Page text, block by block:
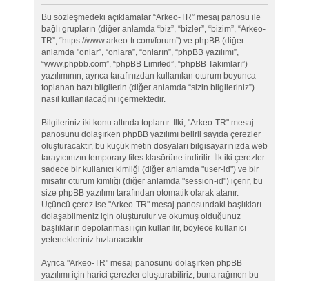
Bu sözleşmedeki açıklamalar “Arkeo-TR” mesaj panosu ile
bağlı grupların (diğer anlamda “biz”, “bizler”, “bizim”, “Arkeo-
TR”, “https://www.arkeo-tr.com/forum”) ve phpBB (diğer
anlamda "onlar”, “onlara”, “onların”, “phpBB yazılımı”,
“www.phpbb.com”, “phpBB Limited”, “phpBB Takımları”)
yazılımının, ayrıca tarafınızdan kullanılan oturum boyunca
toplanan bazı bilgilerin (diğer anlamda “sizin bilgileriniz”)
nasıl kullanılacağını içermektedir.
Bilgileriniz iki konu altında toplanır. İlki, "Arkeo-TR" mesaj
panosunu dolaşırken phpBB yazılımı belirli sayıda çerezler
oluşturacaktır, bu küçük metin dosyaları bilgisayarınızda web
tarayıcınızın temporary files klasörüne indirilir. İlk iki çerezler
sadece bir kullanıcı kimliği (diğer anlamda "user-id") ve bir
misafir oturum kimliği (diğer anlamda "session-id") içerir, bu
size phpBB yazılımı tarafından otomatik olarak atanır.
Üçüncü çerez ise "Arkeo-TR" mesaj panosundaki başlıkları
dolaşabilmeniz için oluşturulur ve okumuş olduğunuz
başlıkların depolanması için kullanılır, böylece kullanıcı
yetenekleriniz hızlanacaktır.
Ayrıca "Arkeo-TR" mesaj panosunu dolaşırken phpBB
yazılımı için harici çerezler oluşturabiliriz, buna rağmen bu